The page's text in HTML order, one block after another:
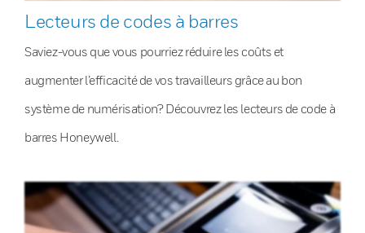
Lecteurs de codes à barres
Saviez-vous que vous pourriez réduire les coûts et
augmenter l’efficacité de vos travailleurs grâce au bon
système de numérisation? Découvrez les lecteurs de code à
barres Honeywell.